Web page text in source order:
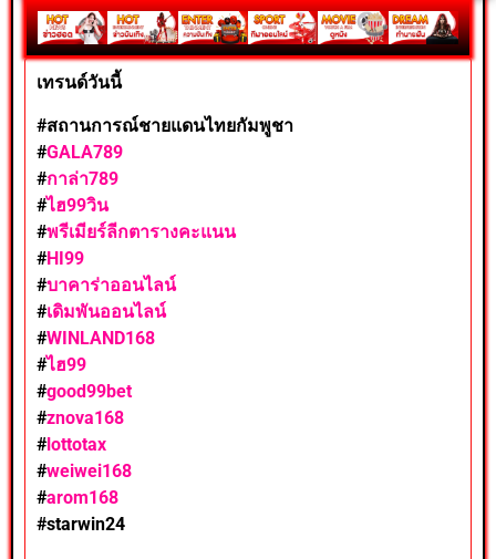
เทรนด์วันนี้
#สถานการณ์ชายแดนไทยกัมพูชา
#GALA789
#กาล่า789
#ไฮ99วิน
#พรีเมียร์ลีกตารางคะแนน
#HI99
#บาคาร่าออนไลน์
#เดิมพันออนไลน์
#WINLAND168
#ไฮ99
#good99bet
#znova168
#lottotax
#weiwei168
#arom168
#starwin24